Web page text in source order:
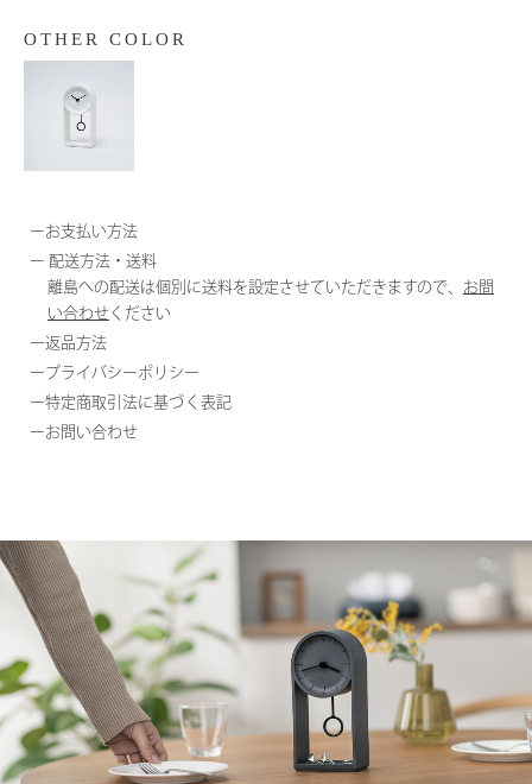
OTHER COLOR
お支払い方法
配送方法・送料
離島への配送は個別に送料を設定させていただきますので、 お問
い合わせ ください
返品方法
プライバシーポリシー
特定商取引法に基づく表記
お問い合わせ